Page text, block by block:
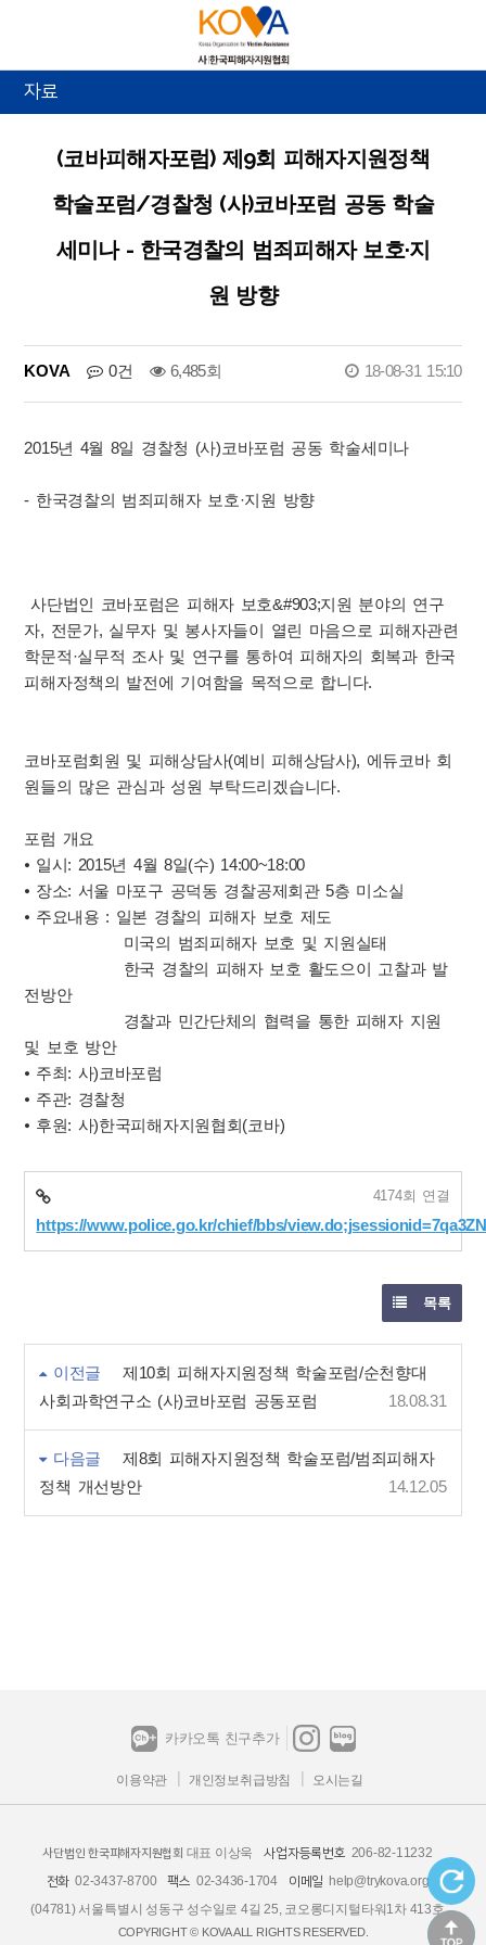
자료
(코바피해자포럼) 제9회 피해자지원정책
학술포럼/경찰청 (사)코바포럼 공동 학술
세미나 - 한국경찰의 범죄피해자 보호·지
원 방향
KOVA 0건 6,485회 18-08-31 15:10
2015년 4월 8일 경찰청 (사)코바포럼 공동 학술세미나
- 한국경찰의 범죄피해자 보호·지원 방향
사단법인 코바포럼은 피해자 보호&#903;지원 분야의 연구
자, 전문가, 실무자 및 봉사자들이 열린 마음으로 피해자관련
학문적·실무적 조사 및 연구를 통하여 피해자의 회복과 한국
피해자정책의 발전에 기여함을 목적으로 합니다.
코바포럼회원 및 피해상담사(예비 피해상담사), 에듀코바 회
원들의 많은 관심과 성원 부탁드리겠습니다.
포럼 개요
⦁ 일시: 2015년 4월 8일(수) 14:00~18:00
⦁ 장소: 서울 마포구 공덕동 경찰공제회관 5층 미소실
⦁ 주요내용 : 일본 경찰의 피해자 보호 제도
미국의 범죄피해자 보호 및 지원실태
한국 경찰의 피해자 보호 활도으이 고찰과 발
전방안
경찰과 민간단체의 협력을 통한 피해자 지원
및 보호 방안
⦁ 주최: 사)코바포럼
⦁ 주관: 경찰청
⦁ 후원: 사)한국피해자지원협회(코바)
https://www.police.go.kr/chief/bbs/
4174회 연결
목록
이전글
제10회 피해자지원정책 학술포럼/순천향대
사회과학연구소 (사)코바포럼 공동포럼
18.08.31
다음글
제8회 피해자지원정책 학술포럼/범죄피해자
정책 개선방안
14.12.05
카카오톡 친구추가
이용약관 개인정보취급방침 오시는길
사단법인 한국피해자지원협회 대표 이상욱 사업자등록번호 206-82-11232
전화 02-3437-8700 팩스 02-3436-1704 이메일
help@trykova.org
(04781) 서울특별시 성동구 성수일로 4길 25, 코오롱디지털타워1차 413호
COPYRIGHT © KOVA ALL RIGHTS RESERVED.